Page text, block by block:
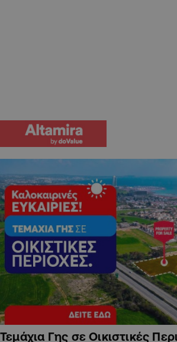
Τεμάχια Γης σε Οικιστικές